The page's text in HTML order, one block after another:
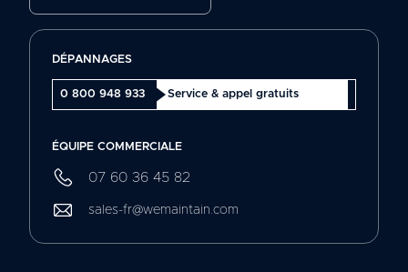
DÉPANNAGES
0 800 948 933 Service & appel gratuits
ÉQUIPE COMMERCIALE
07 60 36 45 82
sales-fr@wemaintain.com